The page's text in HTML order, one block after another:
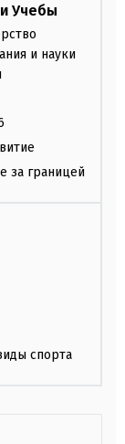
Учебы
и науки
за границей
спорта